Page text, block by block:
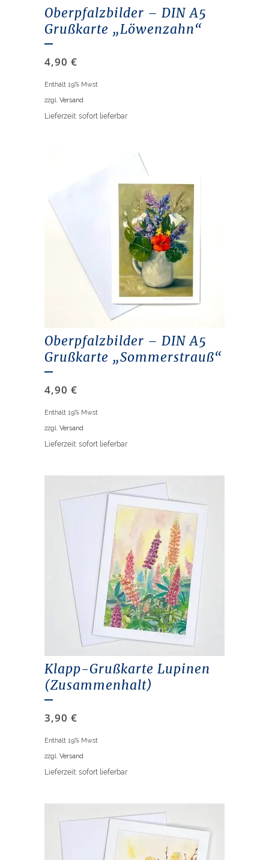
Oberpfalzbilder – DIN A5
Grußkarte „Löwenzahn“
4,90 €
Enthält 19% Mwst
zzgl. Versand
Lieferzeit: sofort lieferbar
Oberpfalzbilder – DIN A5
Grußkarte „Sommerstrauß“
4,90 €
Enthält 19% Mwst
zzgl. Versand
Lieferzeit: sofort lieferbar
Klapp-Grußkarte Lupinen
(Zusammenhalt)
3,90 €
Enthält 19% Mwst
zzgl. Versand
Lieferzeit: sofort lieferbar